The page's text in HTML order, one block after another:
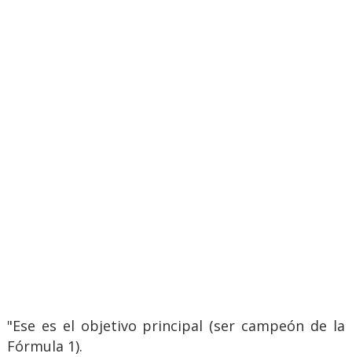
"Ese es el objetivo principal (ser campeón de la
Fórmula 1).